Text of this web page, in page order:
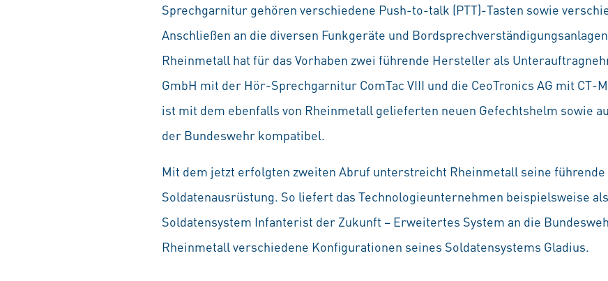
Sprechgarnitur gehören verschiedene Push-to-talk (PTT)-Tasten sowie
Anschließen an die diversen Funkgeräte und
Rheinmetall hat für das Vorhaben zwei führende Hersteller als
GmbH mit der Hör-Sprechgarnitur ComTac VIII und die CeoTronics AG mit CT-
ist mit dem ebenfalls von Rheinmetall gelieferten neuen Gefechtshelm sowie
der Bundeswehr kompatibel.
Mit dem jetzt erfolgten zweiten Abruf unterstreicht Rheinmetall seine
Soldatenausrüstung. So liefert das Technologieunternehmen beispielsweise
Soldatensystem Infanterist der Zukunft – Erweitertes System an die
Rheinmetall verschiedene Konfigurationen seines Soldatensystems Gladius.